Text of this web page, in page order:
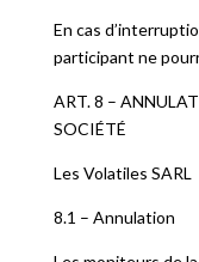
En cas
participant ne
ART. 8 –
SOCIÉTÉ
Les Volatiles SARL
8.1 – Annulation